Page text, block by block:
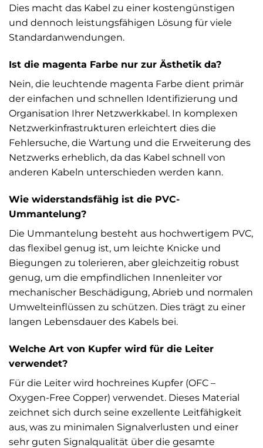
Dies macht das Kabel zu einer kostengünstigen
und dennoch leistungsfähigen Lösung für viele
Standardanwendungen.
Ist die magenta Farbe nur zur Ästhetik da?
Nein, die leuchtende magenta Farbe dient primär
der einfachen und schnellen Identifizierung und
Organisation Ihrer Netzwerkkabel. In komplexen
Netzwerkinfrastrukturen erleichtert dies die
Fehlersuche, die Wartung und die Erweiterung des
Netzwerks erheblich, da das Kabel schnell von
anderen Kabeln unterschieden werden kann.
Wie widerstandsfähig ist die PVC-
Ummantelung?
Die Ummantelung besteht aus hochwertigem PVC,
das flexibel genug ist, um leichte Knicke und
Biegungen zu tolerieren, aber gleichzeitig robust
genug, um die empfindlichen Innenleiter vor
mechanischer Beschädigung, Abrieb und normalen
Umwelteinflüssen zu schützen. Dies trägt zu einer
langen Lebensdauer des Kabels bei.
Welche Art von Kupfer wird für die Leiter
verwendet?
Für die Leiter wird hochreines Kupfer (OFC –
Oxygen-Free Copper) verwendet. Dieses Material
zeichnet sich durch seine exzellente Leitfähigkeit
aus, was zu minimalen Signalverlusten und einer
sehr guten Signalqualität über die gesamte